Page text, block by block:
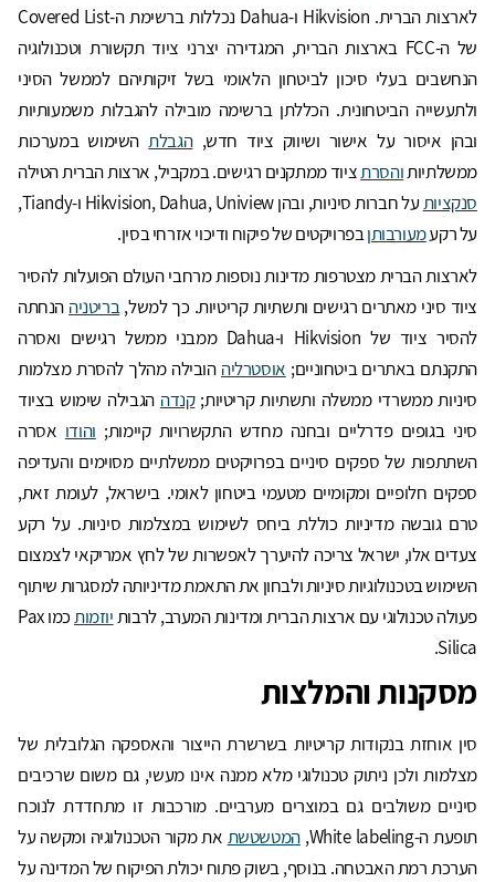
לארצות הברית. Hikvision ו-Dahua נכללות ברשימת ה-Covered List
של ה-FCC בארצות הברית, המגדירה יצרני ציוד תקשורת וטכנולוגיה
הנחשבים בעלי סיכון לביטחון הלאומי בשל זיקותיהם לממשל הסיני
ולתעשייה הביטחונית. הכללתן ברשימה מובילה להגבלות משמעותיות
ובהן איסור על אישור ושיווק ציוד חדש,הגבלתהשימוש במערכות
ממשלתיותוהסרתציוד ממתקנים רגישים. במקביל, ארצות הברית הטילה
סנקציות
על חברות סיניות, ובהן Hikvision, Dahua, Uniview ו-Tiandy,
על רקעמעורבותןבפרויקטים של פיקוח ודיכוי אזרחי בסין.
לארצות הברית מצטרפות מדינות נוספות מרחבי העולם הפועלות להסיר
ציוד סיני מאתרים רגישים ותשתיות קריטיות. כך למשל,בריטניה הנחתה
להסיר ציוד של Hikvision ו-Dahua ממבני ממשל רגישים ואסרה
התקנתם באתרים ביטחוניים; אוסטרליה הובילה מהלך להסרת מצלמות
סיניות ממשרדי ממשלה ותשתיות קריטיות;קנדה הגבילה שימוש בציוד
סיני בגופים פדרליים ובחנה מחדש התקשרויות קיימות; והודו אסרה
השתתפות של ספקים סיניים בפרויקטים ממשלתיים מסוימים והעדיפה
ספקים חלופיים ומקומיים מטעמי ביטחון לאומי. בישראל, לעומת זאת,
טרם גובשה מדיניות כוללת ביחס לשימוש במצלמות סיניות. על רקע
צעדים אלו, ישראל צריכה להיערך לאפשרות של לחץ אמריקאי לצמצום
השימוש בטכנולוגיות סיניות ולבחון את התאמת מדיניותה למסגרות שיתוף
פעולה טכנולוגי עם ארצות הברית ומדינות המערב, לרבותיוזמות
כמו Pax
Silica.
מסקנות והמלצות
סין אוחזת בנקודות קריטיות בשרשרת הייצור והאספקה הגלובלית של
מצלמות ולכן ניתוק טכנולוגי מלא ממנה אינו מעשי, גם משום שרכיבים
סיניים משולבים גם במוצרים מערביים. מורכבות זו מתחדדת לנוכח
תופעת ה-White labeling,
המטשטשת את מקור הטכנולוגיה ומקשה על
הערכת רמת האבטחה. בנוסף, בשוק פתוח יכולת הפיקוח של המדינה על